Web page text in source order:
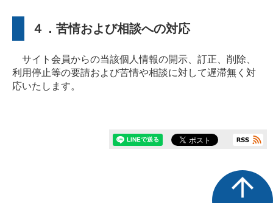
４．苦情および相談への対応
サイト会員からの当該個人情報の開示、訂正、削除、
利用停止等の要請および苦情や相談に対して遅滞無く対
応いたします。